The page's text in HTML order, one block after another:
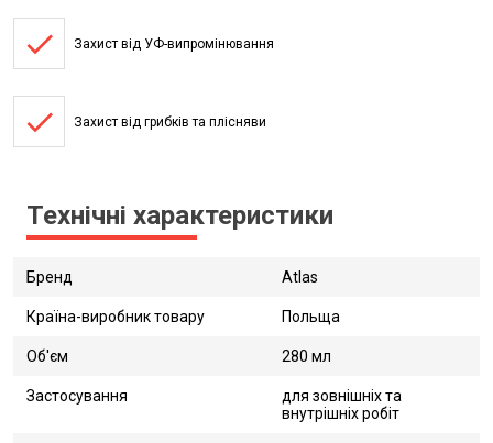
done Захист від УФ-випромінювання
done Захист від грибків та плісняви
Технічні характеристики
Бренд Atlas
Країна-виробник товару Польща
Об'єм 280 мл
Застосування
для зовнішніх та
внутрішніх робіт